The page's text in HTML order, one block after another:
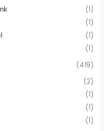
(1)
(1)
(1)
(1)
(419)
(2)
(1)
(1)
(1)